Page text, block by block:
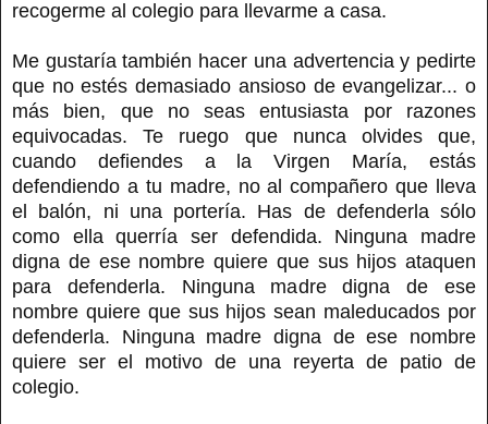
recogerme al colegio para llevarme a casa.
Me gustaría también hacer una advertencia y pedirte
que no estés demasiado ansioso de evangelizar... o
más bien, que no seas entusiasta por razones
equivocadas. Te ruego que nunca olvides que,
cuando defiendes a la Virgen María, estás
defendiendo a tu madre, no al compañero que lleva
el balón, ni una portería. Has de defenderla sólo
como ella querría ser defendida. Ninguna madre
digna de ese nombre quiere que sus hijos ataquen
para defenderla. Ninguna madre digna de ese
nombre quiere que sus hijos sean maleducados por
defenderla. Ninguna madre digna de ese nombre
quiere ser el motivo de una reyerta de patio de
colegio.